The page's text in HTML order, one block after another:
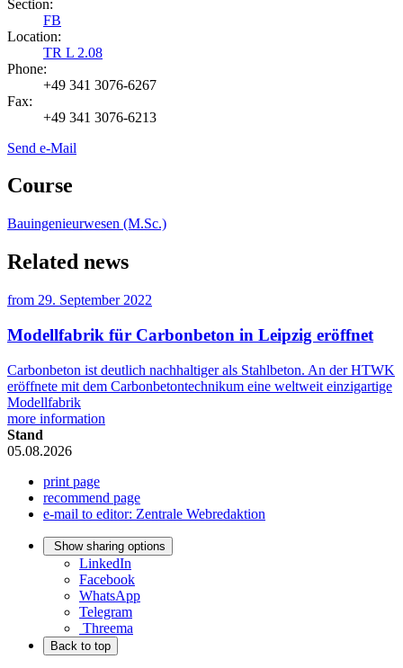
Section:
FB
Location:
TR L 2.08
Phone:
+49 341 3076-6267
Fax:
+49 341 3076-6213
Send e-Mail
Course
Bauingenieurwesen (M.Sc.)
Related news
from 29. September 2022
Modellfabrik für Carbonbeton in Leipzig eröffnet
Carbonbeton ist deutlich nachhaltiger als Stahlbeton. An der HTWK
eröffnete mit dem Carbonbetontechnikum eine weltweit einzigartige
Modellfabrik
more information
Stand
05.08.2026
print page
recommend page
e-mail to editor: Zentrale Webredaktion
Show sharing options
LinkedIn
Facebook
WhatsApp
Telegram
Threema
Back to top